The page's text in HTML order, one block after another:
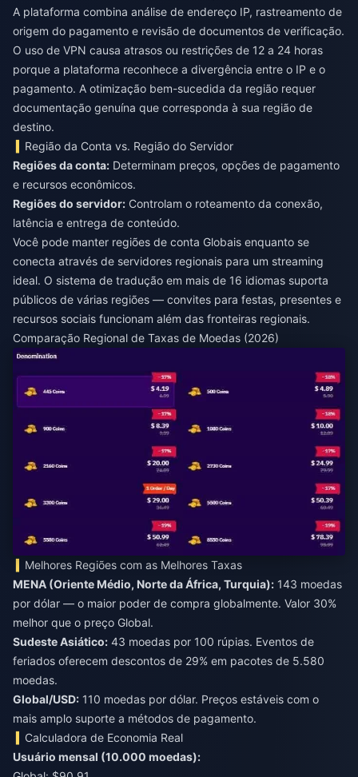
A plataforma combina análise de endereço IP, rastreamento de
origem do pagamento e revisão de documentos de verificação.
O uso de VPN causa atrasos ou restrições de 12 a 24 horas
porque a plataforma reconhece a divergência entre o IP e o
pagamento. A otimização bem-sucedida da região requer
documentação genuína que corresponda à sua região de
destino.
Região da Conta vs. Região do Servidor
Regiões da conta: Determinam preços, opções de pagamento
Regiões do servidor: Controlam o roteamento da conexão,
latência e entrega de conteúdo.
Você pode manter regiões de conta Globais enquanto se
conecta através de servidores regionais para um streaming
ideal. O sistema de tradução em mais de 16 idiomas suporta
públicos de várias regiões — convites para festas, presentes e
recursos sociais funcionam além das fronteiras regionais.
Comparação Regional de Taxas de Moedas (2026)
Melhores Regiões com as Melhores Taxas
MENA (Oriente Médio, Norte da África, Turquia): 143 moedas
por dólar — o maior poder de compra globalmente. Valor 30%
melhor que o preço Global.
Sudeste Asiático: 43 moedas por 100 rúpias. Eventos de
feriados oferecem descontos de 29% em pacotes de 5.580
moedas.
Global/USD: 110 moedas por dólar. Preços estáveis com o
mais amplo suporte a métodos de pagamento.
Calculadora de Economia Real
Usuário mensal (10.000 moedas):